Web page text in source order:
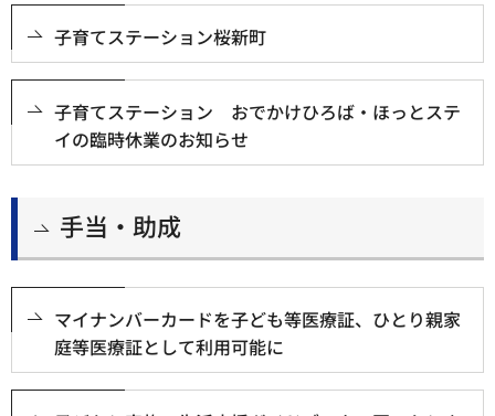
子育てステーション桜新町
子育てステーション おでかけひろば・ほっとステ
イの臨時休業のお知らせ
手当・助成
マイナンバーカードを子ども等医療証、ひとり親家
庭等医療証として利用可能に